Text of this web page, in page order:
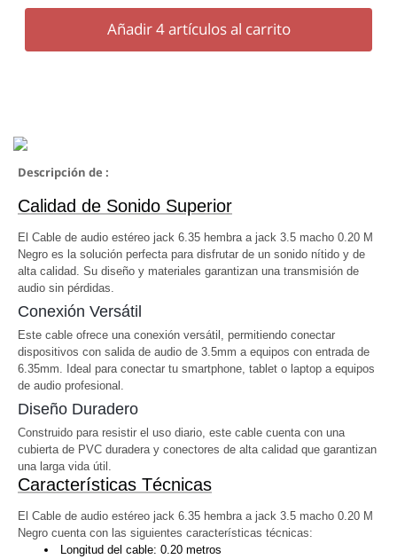
Añadir4artículos al carrito
Descripción de :
Calidad de Sonido Superior
El Cable de audio estéreo jack 6.35 hembra a jack 3.5 macho 0.20 M
Negro es la solución perfecta para disfrutar de un sonido nítido y de
alta calidad. Su diseño y materiales garantizan una transmisión de
audio sin pérdidas.
Conexión Versátil
Este cable ofrece una conexión versátil, permitiendo conectar
dispositivos con salida de audio de 3.5mm a equipos con entrada de
6.35mm. Ideal para conectar tu smartphone, tablet o laptop a equipos
de audio profesional.
Diseño Duradero
Construido para resistir el uso diario, este cable cuenta con una
cubierta de PVC duradera y conectores de alta calidad que garantizan
una larga vida útil.
Características Técnicas
El Cable de audio estéreo jack 6.35 hembra a jack 3.5 macho 0.20 M
Negro cuenta con las siguientes características técnicas:
Longitud del cable: 0.20 metros